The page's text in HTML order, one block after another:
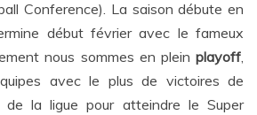
Conference). La saison débute en
début février avec le fameux
nous sommes en pleinplayoff
avec le plus de victoires de
de la ligue pour atteindre le Super